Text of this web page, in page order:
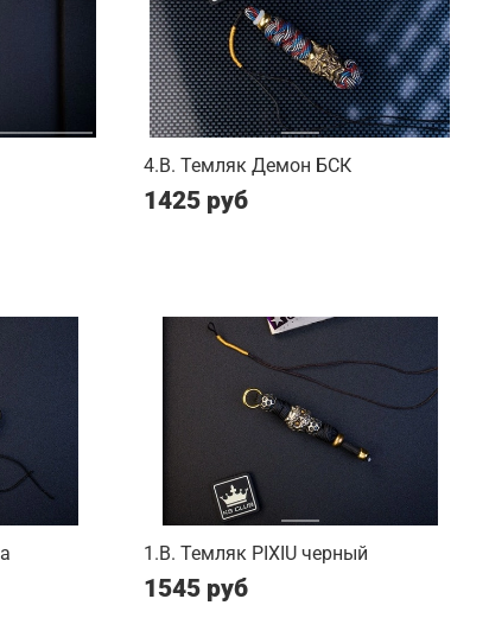
4.B. Темляк Демон БСК
1425 руб
1.B. Темляк PIXIU черный
1545 руб